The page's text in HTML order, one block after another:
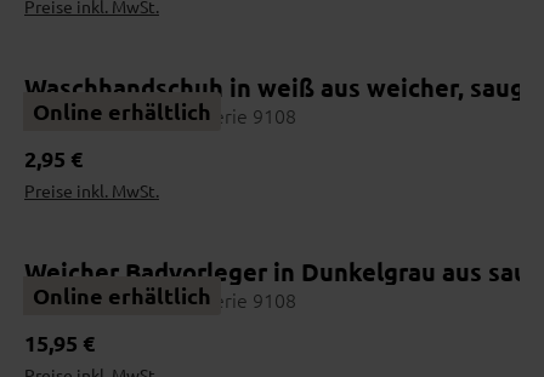
Preise inkl. MwSt.
Online erhältlich
Waschhandschuh in weiß aus weicher,
Interliving Handtuch Serie 9108
Regulärer Preis:
2,95 €
Preise inkl. MwSt.
Online erhältlich
Weicher Badvorleger in
Interliving Handtuch Serie 9108
Regulärer Preis:
15,95 €